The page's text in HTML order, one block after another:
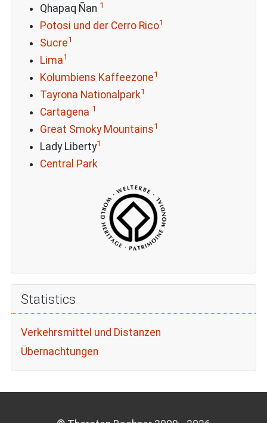
Qhapaq Ñan 1
Potosi und der Cerro Rico1
Sucre1
Lima1
Kolumbiens Kaffeezone1
Tayrona Nationalpark1
Cartagena 1
Great Smoky Mountains1
Lady Liberty1
Central Park
Statistics
Verkehrsmittel und Distanzen
Übernachtungen